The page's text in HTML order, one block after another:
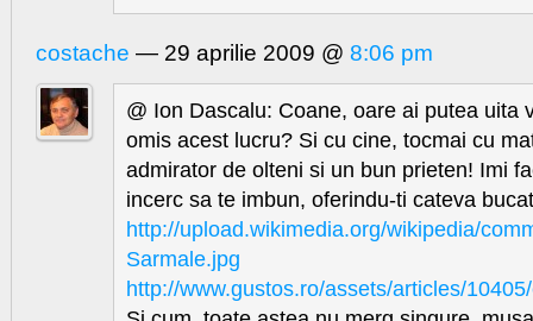
costache — 29 aprilie 2009 @ 8:06 pm
@ Ion Dascalu: Coane, oare ai putea uita
omis acest lucru? Si cu cine, tocmai cu
admirator de olteni si un bun prieten! Imi
incerc sa te imbun, oferindu-ti cateva
http://upload.wikimedia.org/wikipedia/
Sarmale.jpg
http://www.gustos.ro/assets/articles/